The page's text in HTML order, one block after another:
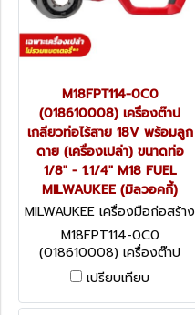
M18FPT114-0C0
(018610008) เครื่องต๊าป
เกลียวท่อไร้สาย 18V พร้อมลูก
ดาย (เครื่องเปล่า) ขนาดท่อ
1/8" - 1.1/4" M18 FUEL
MILWAUKEE (มิลวอคกี้)
MILWAUKEE เครื่องมือก่อสร้าง
M18FPT114-0C0 (01861000
8)
M18FPT114-0C0
(018610008) เครื่องต๊าป
เกลียวท่อไร้สาย 18V พร้อมลูก
ดาย (เครื่องเปล่า) ขนาดท่อ
1/8" - 1.1/4" M18 FUEL
เปรียบเทียบ